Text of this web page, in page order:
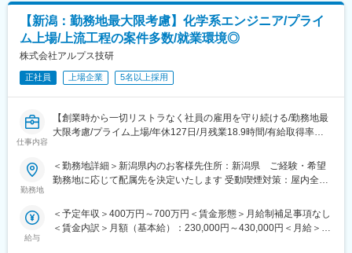
育休からの復職率100％◎｜転居率5％以下｜子ども手当(18歳ま
で月1万円)｜プラチナくるみんマーク取得｜看護・介護休暇制度
あり｜資格取得報奨金最大30万円支給
プロジェクトもチーム単位で行うため結束力の高さに加え、転居
を伴う転勤は相談の上で決定するため自宅からの通勤可能性が高
く、退職者も少ない長期就業可能な環境です。
■同社で働くメリット：
【経営の安定】自己資本比率65.8％で経営安定(※通常40％以上で
ていません。
【エンジニアとしてのキャリアアップ】取引社数700社以上であ
ェクトに携わることができるので、製品・分野の垣根を越えて、
知識や経験を重ねることができます。
立しており、専任のキャリア担当や先輩と現状・未来の話ができ
ます。継続的な研修・支援制度があるので自分のキャリアにあっ
【新潟：勤務地最大限考慮】化学系エンジニア/プライ
ム上場/上流工程の案件多数/就業環境◎
株式会社アルプス技研
正社員 上場企業 5名以上採用
仕事内容
【創業時から一切リストラなく社員の雇用を守り続ける/勤務地最
大限考慮/プライム上場/年休127日/月残業18.9時間/有給取得率
100％)】
・半導体関連開発 プロセス開発
・次世代燃料 燃料電池 リチウム電池 デバイスの研究開発
勤務地
＜勤務地詳細＞新潟県内のお客様先住所：新潟県 ご経験・希望
勤務地に応じて配属先を決定いたします 受動喫煙対策：屋内全面
給与
＜予定年収＞400万円～700万円＜賃金形態＞月給制補足事項なし
＜賃金内訳＞月額（基本給）：230,000円～430,000円＜月給＞